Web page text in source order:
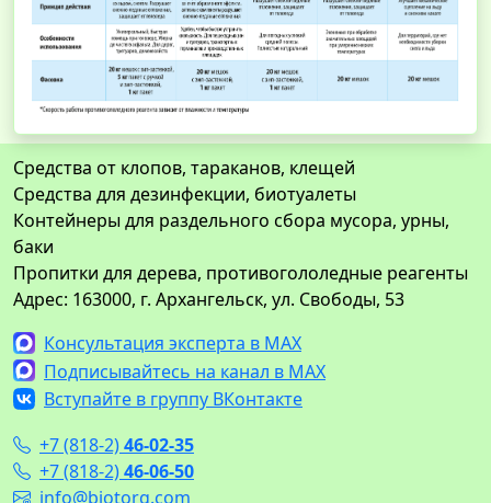
Средства от клопов, тараканов, клещей
Средства для дезинфекции, биотуалеты
Контейнеры для раздельного сбора мусора, урны,
баки
Пропитки для дерева, противогололедные реагенты
Адрес: 163000, г. Архангельск, ул. Свободы, 53
Консультация эксперта в MAX
Подписывайтесь на канал в MAX
Вступайте в группу ВКонтакте
+7 (818-2)46-02-35
+7 (818-2)46-06-50
info@biotorg.com